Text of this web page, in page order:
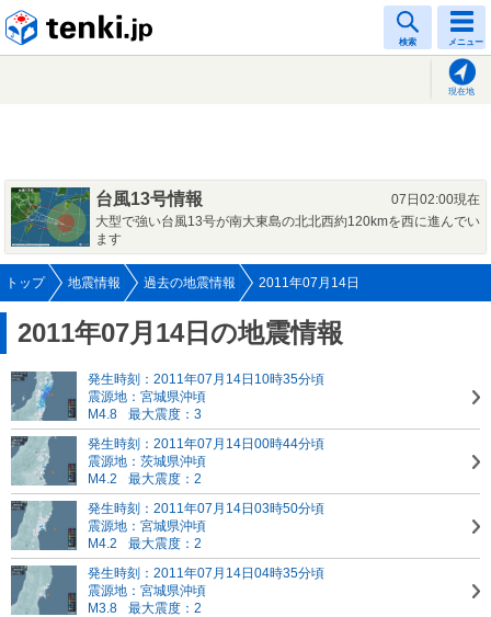
検索 メニュー
現在地
台風13号情報
07日02:00現在
大型で強い台風13号が南大東島の北北西約120kmを西に進んでい
ます
トップ 地震情報 過去の地震情報 2011年07月14日
2011年07月14日の地震情報
発生時刻：2011年07月14日10時35分頃
震源地：宮城県沖頃
M4.8
最大震度：3
発生時刻：2011年07月14日00時44分頃
震源地：茨城県沖頃
M4.2
最大震度：2
発生時刻：2011年07月14日03時50分頃
震源地：宮城県沖頃
M4.2
最大震度：2
発生時刻：2011年07月14日04時35分頃
震源地：宮城県沖頃
M3.8
最大震度：2